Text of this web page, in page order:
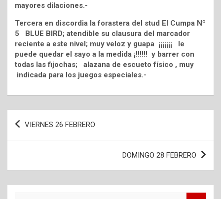
mayores dilaciones.-
Tercera en discordia la forastera del stud El Cumpa Nº
5 BLUE BIRD; atendible su clausura del marcador
reciente a este nivel; muy veloz y guapa ¡¡¡¡¡¡¡ le
puede quedar el sayo a la medida ¡!!!!!! y barrer con
todas las fijochas; alazana de escueto físico , muy
indicada para los juegos especiales.-
Navegación
VIERNES 26 FEBRERO
DOMINGO 28 FEBRERO